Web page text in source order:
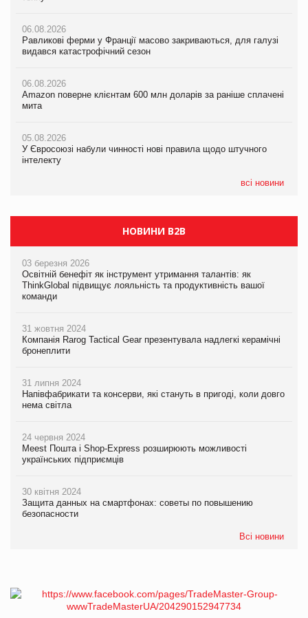
06.08.2026
Равликові ферми у Франції масово закриваються, для галузі
видався катастрофічний сезон
06.08.2026
Amazon поверне клієнтам 600 млн доларів за раніше сплачені
мита
05.08.2026
У Євросоюзі набули чинності нові правила щодо штучного
інтелекту
всі новини
06.08.2026
Равликові ферми у Франції масово закриваються, для галузі
видався катастрофічний сезон
06.08.2026
Amazon поверне клієнтам 600 млн доларів за раніше сплачені
мита
05.08.2026
У Євросоюзі набули чинності нові правила щодо штучного
інтелекту
06.08.2026
Amazon поверне клієнтам 600 млн доларів за раніше сплачені
мита
05.08.2026
У Євросоюзі набули чинності нові правила щодо штучного
інтелекту
05.08.2026
Рекламна платформа вимагає від Google компенсацію за
втрату 6,9 трлн рекламних показів
НОВИНИ B2B
03 березня 2026
Освітній бенефіт як інструмент утримання талантів: як
ThinkGlobal підвищує лояльність та продуктивність вашої
команди
31 жовтня 2024
Компанія Rarog Tactical Gear презентувала надлегкі керамічні
бронеплити
31 липня 2024
Напівфабрикати та консерви, які стануть в пригоді, коли довго
нема світла
24 червня 2024
Meest Пошта і Shop-Express розширюють можливості
українських підприємців
30 квітня 2024
Защита данных на смартфонах: советы по повышению
безопасности
Всі новини